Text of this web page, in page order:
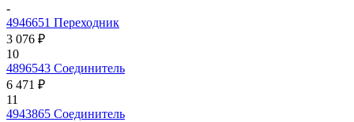
-
4946651 Переходник
3 076 ₽
10
4896543 Соединитель
6 471 ₽
11
4943865 Соединитель